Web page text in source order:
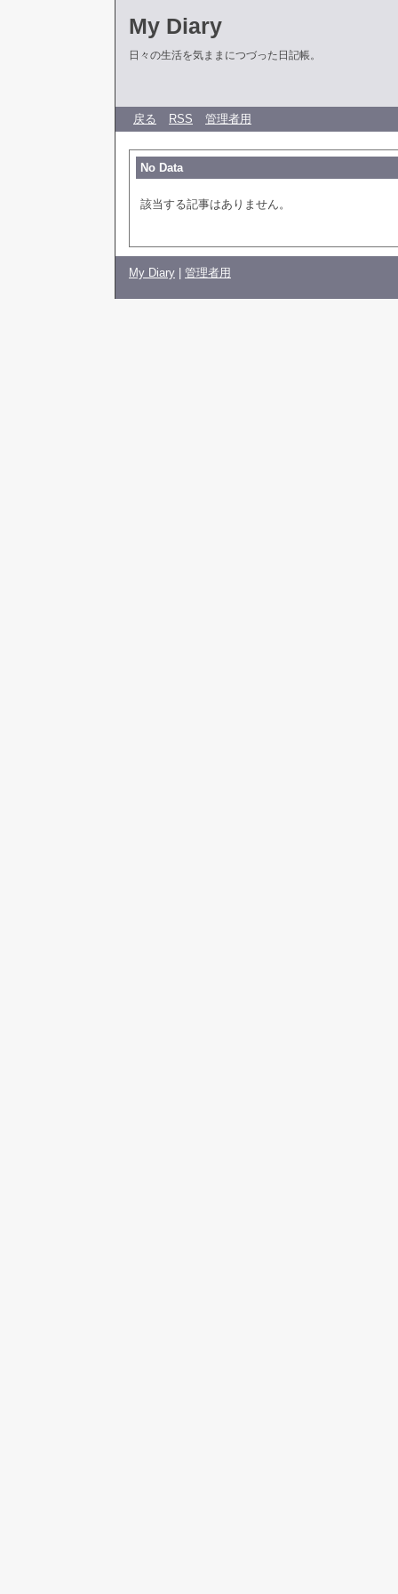
My Diary
日々の生活を気ままにつづった日記帳。
戻る RSS 管理者用
No Data
該当する記事はありません。
My Diary 管理者用